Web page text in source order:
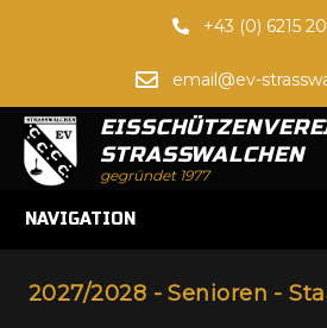
+43 (0) 6215
email@ev-
STRASSWALCHEN
gegründet 1977
NAVIGATION
2027/2028 - Senioren -